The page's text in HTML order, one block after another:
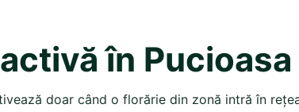
în Pucioasa
doar când o florărie din zonă intră în